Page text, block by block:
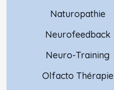
Naturopathie
Neurofeedback
Neuro-Training
Olfacto Thérapie